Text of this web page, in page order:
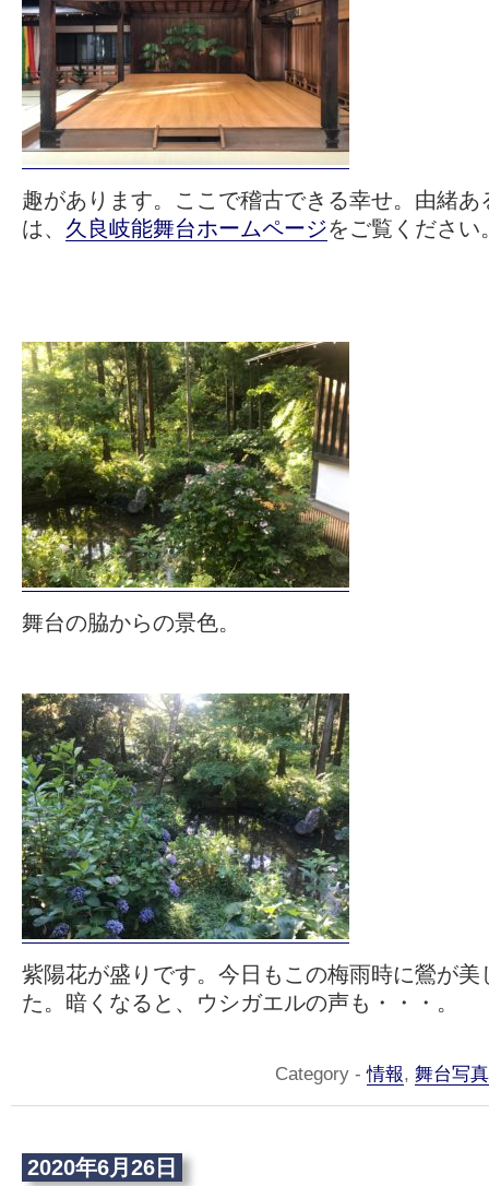
趣があります。ここで稽古できる幸せ。由緒あ
は、 久良岐能舞台ホームページをご覧ください
舞台の脇からの景色。
紫陽花が盛りです。今日もこの梅雨時に鶯が美
た。暗くなると、ウシガエルの声も・・・。
Category -情報, 舞台写真
2020年6月26日